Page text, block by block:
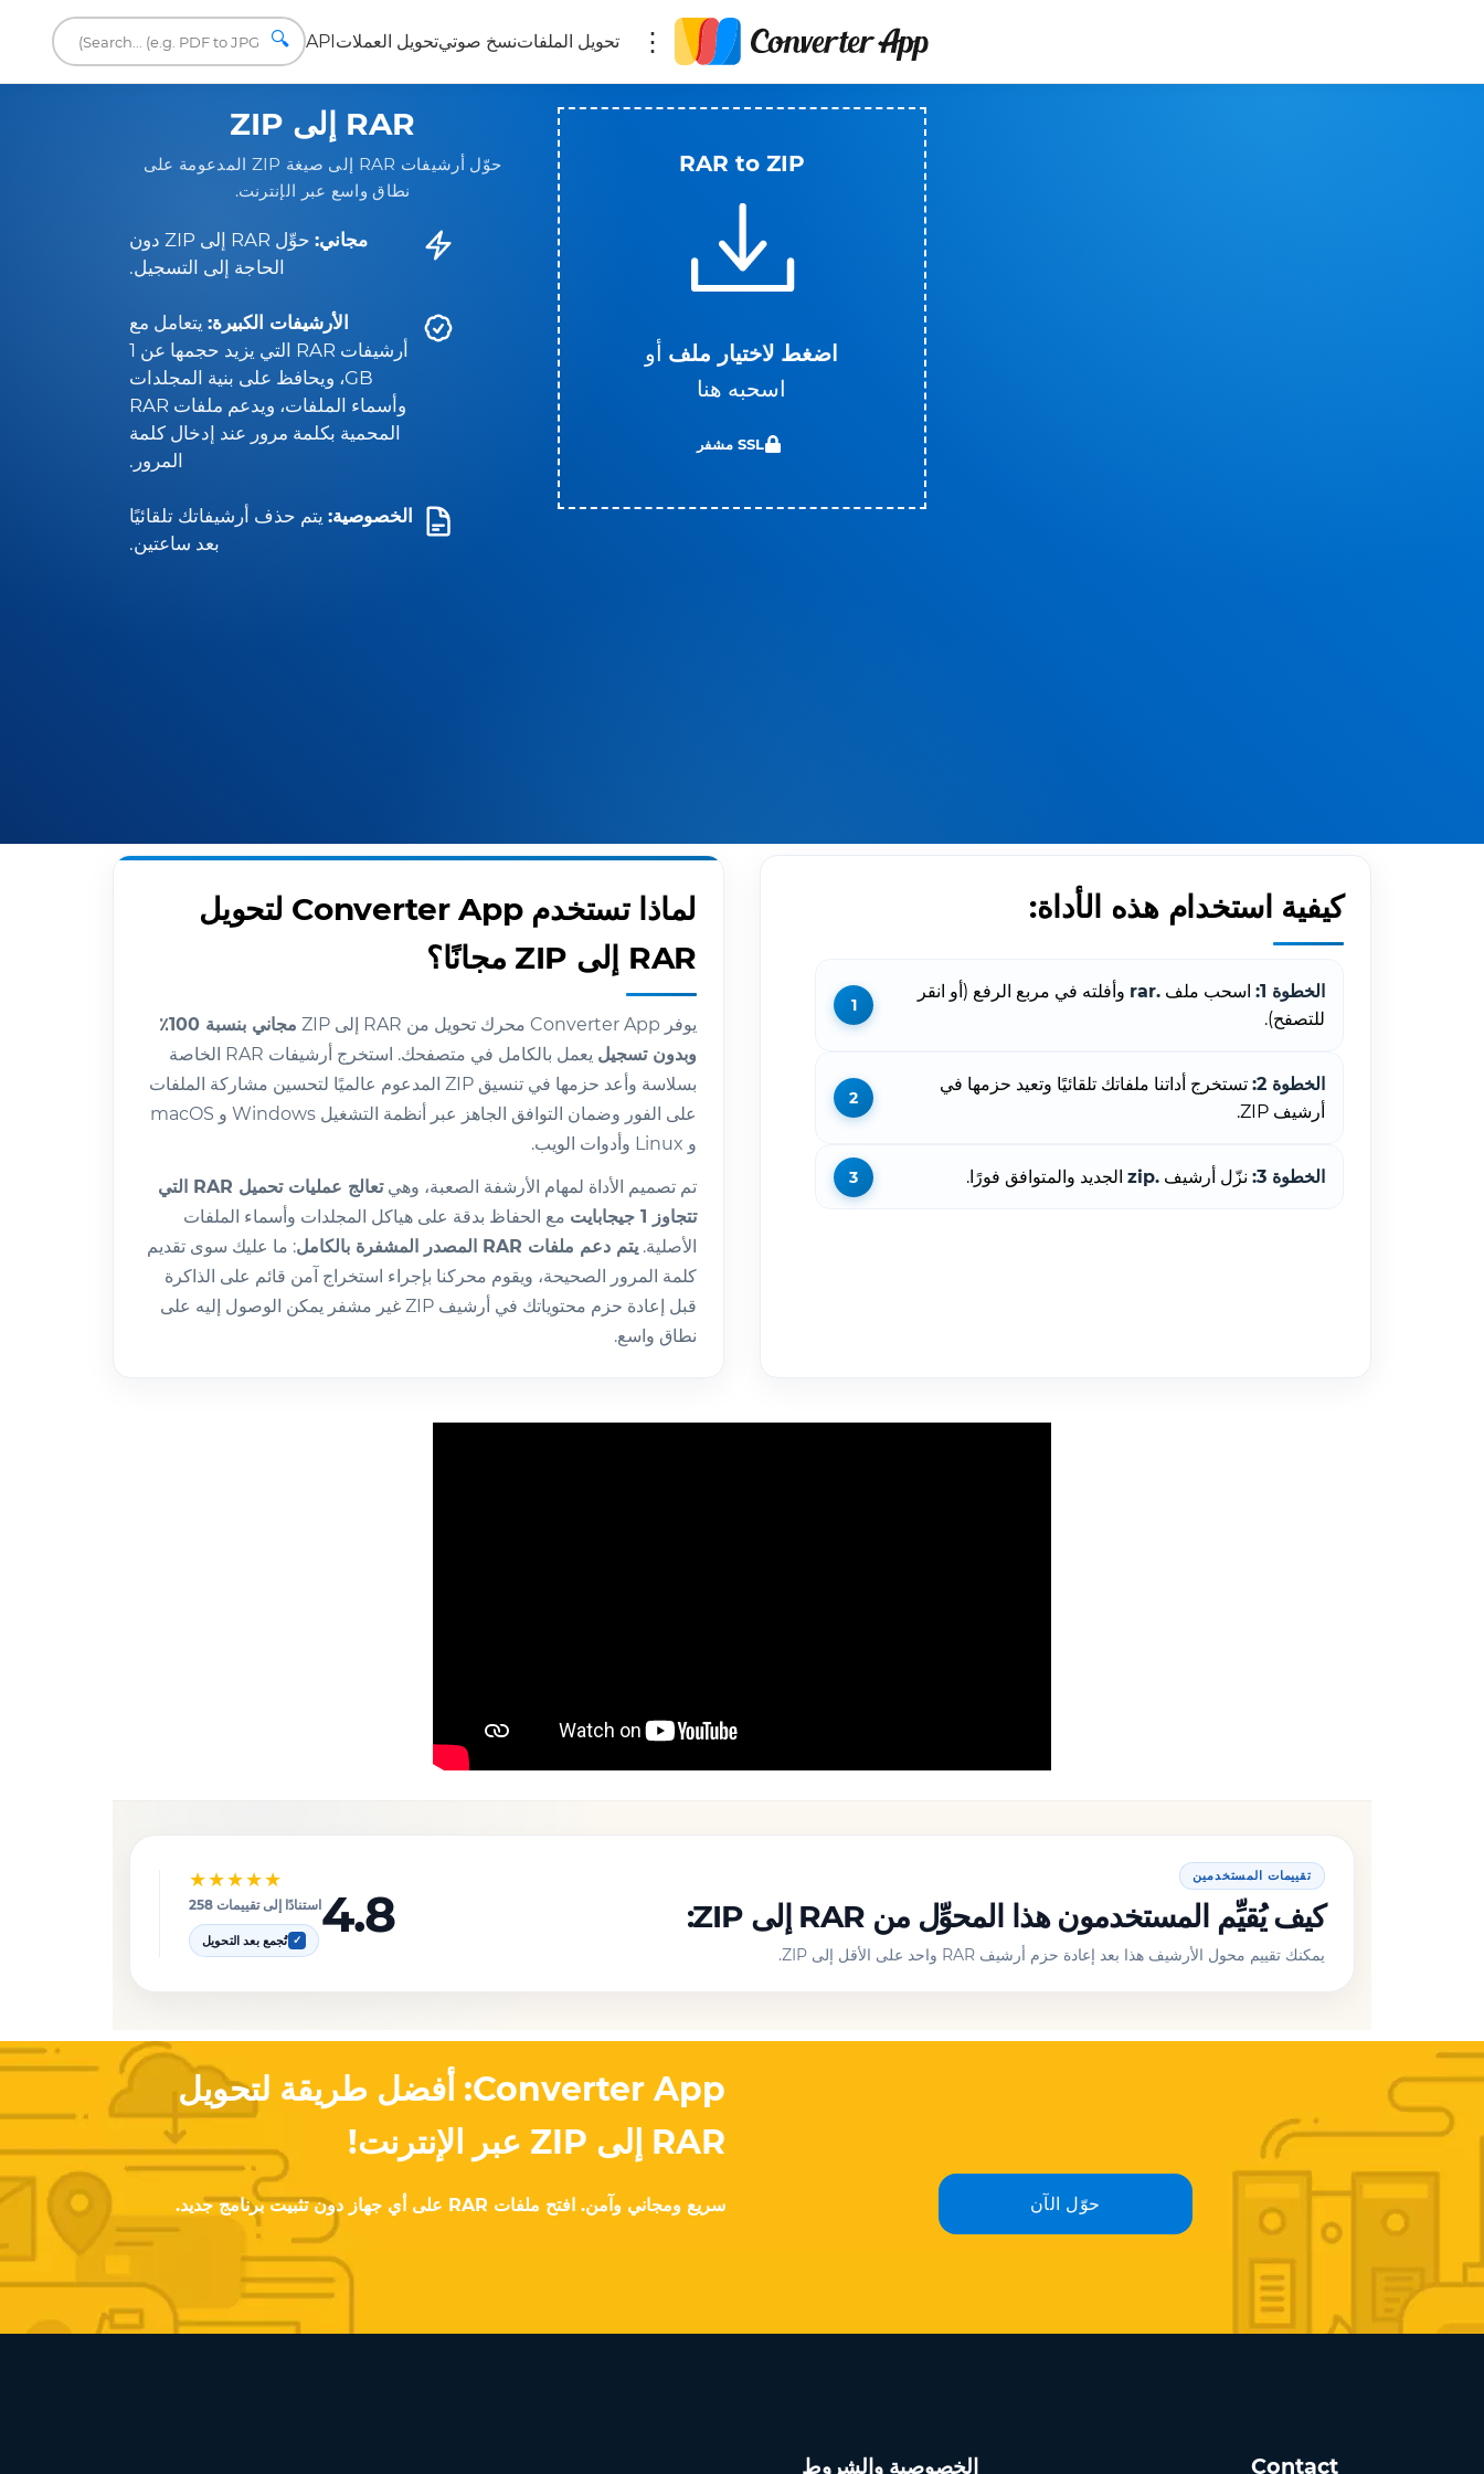
تحويل الملفاتنسخ صوتيتحويل العملاتAPI
🔍
RAR إلى ZIP
حوّل أرشيفات RAR إلى صيغة ZIP المدعومة على
نطاق واسع عبر الإنترنت.
مجاني:
حوِّل RAR إلى ZIP دون
الحاجة إلى التسجيل.
الأرشيفات الكبيرة: يتعامل مع
أرشيفات RAR التي يزيد حجمها عن 1
GB، ويحافظ على بنية المجلدات
وأسماء الملفات، ويدعم ملفات RAR
المحمية بكلمة مرور عند إدخال كلمة
المرور.
الخصوصية: يتم حذف أرشيفاتك تلقائيًا
بعد ساعتين.
RAR to ZIP
اضغط لاختيار ملف أو
اسحبه هنا
SSL مشفر
كيفية استخدام هذه الأداة:
الخطوة 1: اسحب ملف .rar
وأفلته في مربع الرفع (أو انقر
للتصفح).
الخطوة 2:
تستخرج أداتنا ملفاتك تلقائيًا وتعيد حزمها في
أرشيف ZIP.
الخطوة 3: نزّل أرشيف .zip الجديد والمتوافق فورًا.
لماذا تستخدم Converter App لتحويل
RAR إلى ZIP مجانًا؟
يوفر Converter App محرك تحويل من RAR إلى ZIP
مجاني بنسبة 100٪
وبدون تسجيل
يعمل بالكامل في متصفحك. استخرج أرشيفات RAR الخاصة
بسلاسة وأعد حزمها في تنسيق ZIP المدعوم عالميًا لتحسين مشاركة الملفات
على الفور وضمان التوافق الجاهز عبر أنظمة التشغيل Windows و macOS
و Linux وأدوات الويب.
تم تصميم الأداة لمهام الأرشفة الصعبة، وهي
تعالج عمليات تحميل RAR التي
تتجاوز 1 جيجابايت
مع الحفاظ بدقة على هياكل المجلدات وأسماء الملفات
الأصلية. يتم دعم ملفات RAR المصدر المشفرة بالكامل
: ما عليك سوى تقديم
كلمة المرور الصحيحة، ويقوم محركنا بإجراء استخراج آمن قائم على الذاكرة
قبل إعادة حزم محتوياتك في أرشيف ZIP غير مشفر يمكن الوصول إليه على
نطاق واسع.
تقييمات المستخدمين
كيف يُقيِّم المستخدمون هذا المحوِّل من RAR إلى ZIP:
يمكنك تقييم محول الأرشيف هذا بعد إعادة حزم أرشيف RAR واحد على الأقل إلى ZIP.
4.8
★★★★★
استنادًا إلى تقييمات 258
✓ تُجمع بعد التحويل
Converter App: أفضل طريقة لتحويل
RAR إلى ZIP عبر الإنترنت!
سريع ومجاني وآمن. افتح ملفات RAR على أي جهاز دون تثبيت برنامج جديد. حوّل الآن
الخصوصية والشروط Contact